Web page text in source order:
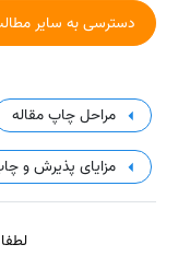
دسترسی به سایر
مراحل چاپ مقاله
مزایای پذیرش و